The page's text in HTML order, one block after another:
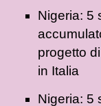
Nigeria: 5
progetto
in Italia
Nigeria: 5